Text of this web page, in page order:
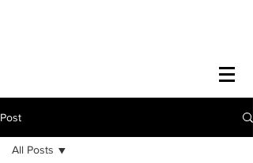
Post
All Posts